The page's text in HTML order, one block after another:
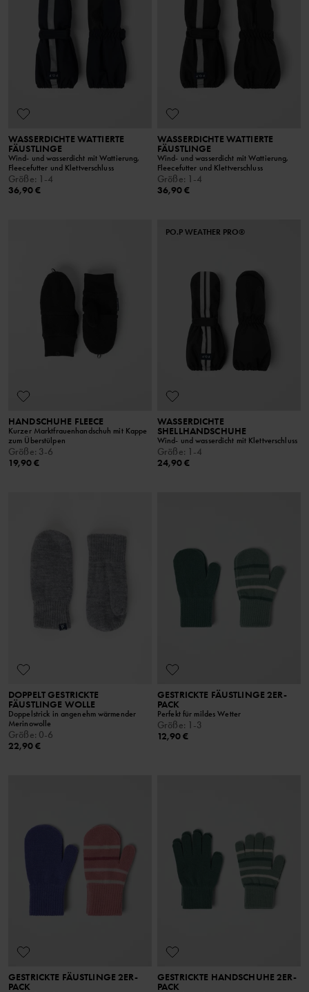
WASSERDICHTE WATTIERTE
FÄUSTLINGE
Wind- und wasserdicht mit Wattierung,
Fleecefutter und Klettverschluss
Größe: 1-4
36,90 €
WASSERDICHTE WATTIERTE
FÄUSTLINGE
Wind- und wasserdicht mit Wattierung,
Fleecefutter und Klettverschluss
Größe: 1-4
36,90 €
HANDSCHUHE FLEECE
Kurzer Marktfrauenhandschuh mit Kappe
zum Überstülpen
Größe: 3-6
19,90 €
PO.P WEATHER PRO®
WASSERDICHTE
SHELLHANDSCHUHE
Wind- und wasserdicht mit Klettverschluss
Größe: 1-4
24,90 €
DOPPELT GESTRICKTE
FÄUSTLINGE WOLLE
Doppelstrick in angenehm wärmender
Merinowolle
Größe: 0-6
22,90 €
GESTRICKTE FÄUSTLINGE 2ER-
PACK
Perfekt für mildes Wetter
Größe: 1-3
12,90 €
GESTRICKTE FÄUSTLINGE 2ER-
PACK
GESTRICKTE HANDSCHUHE 2ER-
PACK